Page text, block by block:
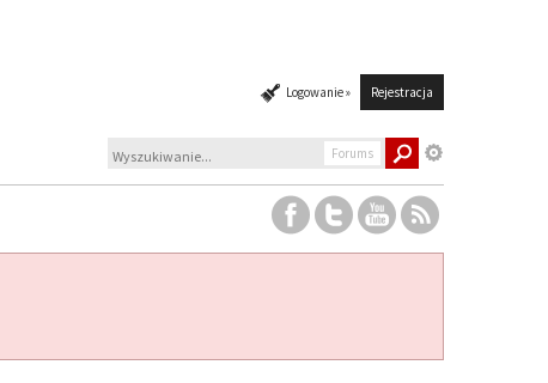
Logowanie » Rejestracja
Forums